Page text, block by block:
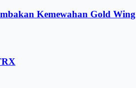
Kemewahan Gold Wing